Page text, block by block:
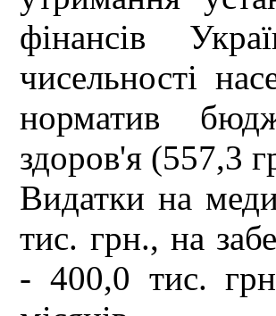
фінансів
чисельності
норматив
здоров'я (557,3
Видатки на
тис. грн., на
- 400,0 тис.